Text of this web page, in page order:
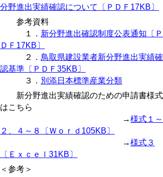
分野進出実績確認について〔ＰＤＦ17KB〕
参考資料
１． 新分野進出確認制度公表通知〔Ｐ
ＤＦ17KB〕
２． 鳥取県建設業者新分野進出実績確
認基準〔ＰＤＦ35KB〕
３． 別添日本標準産業分類
新分野進出実績確認のための申請書様式
はこちら
→様式１～
２、４～８〔Ｗｏｒｄ105KB〕
→様式３
〔Ｅｘｃｅｌ31KB〕
＜参考＞